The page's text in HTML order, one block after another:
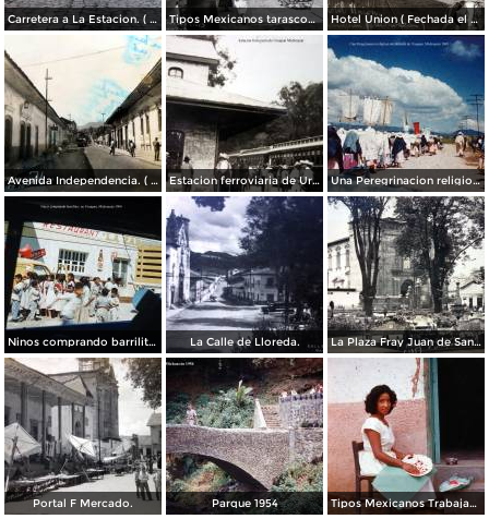
Carretera a La Estacion. ( Circulada el 26 de Junio de 1932 ). Tipos Mexicanos tarascos en dia de mercado.. Hotel Union ( Fechada el 18 de Junio de 1916 ).
Avenida Independencia. ( Circulada el 21 de Julio de 1955 ). Estacion ferroviaria de Uruapan Michoacán ( Circulada el 24 de Mayo de 1930 ). Una Peregrinacion religiosa alrededores de Uruapan, Michoacán 1960
Ninos comprando barrilitos en Uruapan, Michoacán 1960. La Calle de Lloreda. La Plaza Fray Juan de San Miguel.
Portal F Mercado. Parque 1954 Tipos Mexicanos Trabajando en la laca.